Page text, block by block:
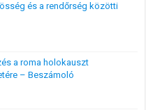
és a rendőrség közötti
a roma holokauszt
– Beszámoló